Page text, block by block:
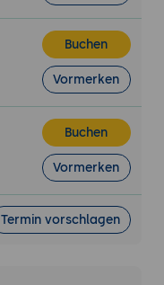
Buchen
Vormerken
Buchen
Vormerken
Termin vorschlagen